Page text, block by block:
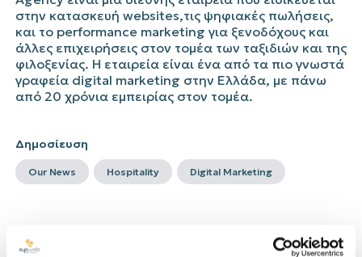
στην κατασκευή websites,τις ψηφιακές πωλήσεις,
και το performance marketing για ξενοδόχους και
άλλες επιχειρήσεις στον τομέα των ταξιδιών και της
φιλοξενίας. Η εταιρεία είναι ένα από τα πιο γνωστά
γραφεία digital marketing στην Ελλάδα, με πάνω
από 20 χρόνια εμπειρίας στον τομέα.
Δημοσίευση
Our News Hospitality Digital Marketing